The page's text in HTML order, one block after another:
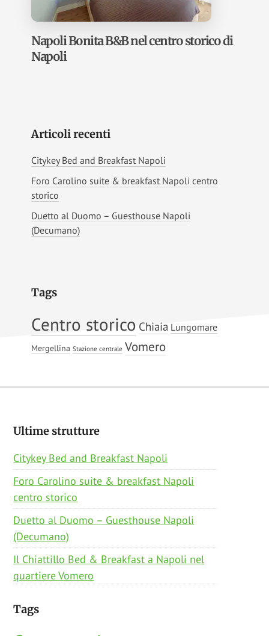
Napoli Bonita B&B nel centro storico di
Napoli
Articoli recenti
Citykey Bed and Breakfast Napoli
Foro Carolino suite & breakfast Napoli centro
storico
Duetto al Duomo – Guesthouse Napoli
(Decumano)
Tags
Centro storico Chiaia Lungomare
Mergellina Stazione centrale Vomero
Footer
Ultime strutture
Citykey Bed and Breakfast Napoli
Foro Carolino suite & breakfast Napoli
centro storico
Duetto al Duomo – Guesthouse Napoli
(Decumano)
Il Chiattillo Bed & Breakfast a Napoli nel
quartiere Vomero
Tags